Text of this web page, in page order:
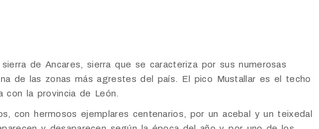
de Ancares, sierra que se caracteriza por sus numerosas
de las zonas más agrestes del país. El pico Mustallar es el techo
la provincia de León.
con hermosos ejemplares centenarios, por un acebal y un teixedal